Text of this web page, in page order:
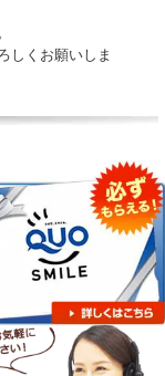
しくお願いしま